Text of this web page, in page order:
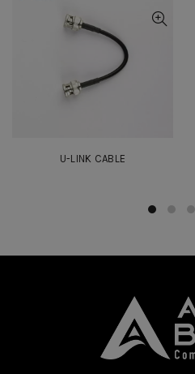
U-LINK CABLE